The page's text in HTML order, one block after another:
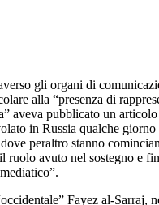
gli organi di
alla “presenza di
pubblicato un
in Russia qualche
peraltro stanno
avuto nel sostegno e
Fayez al-